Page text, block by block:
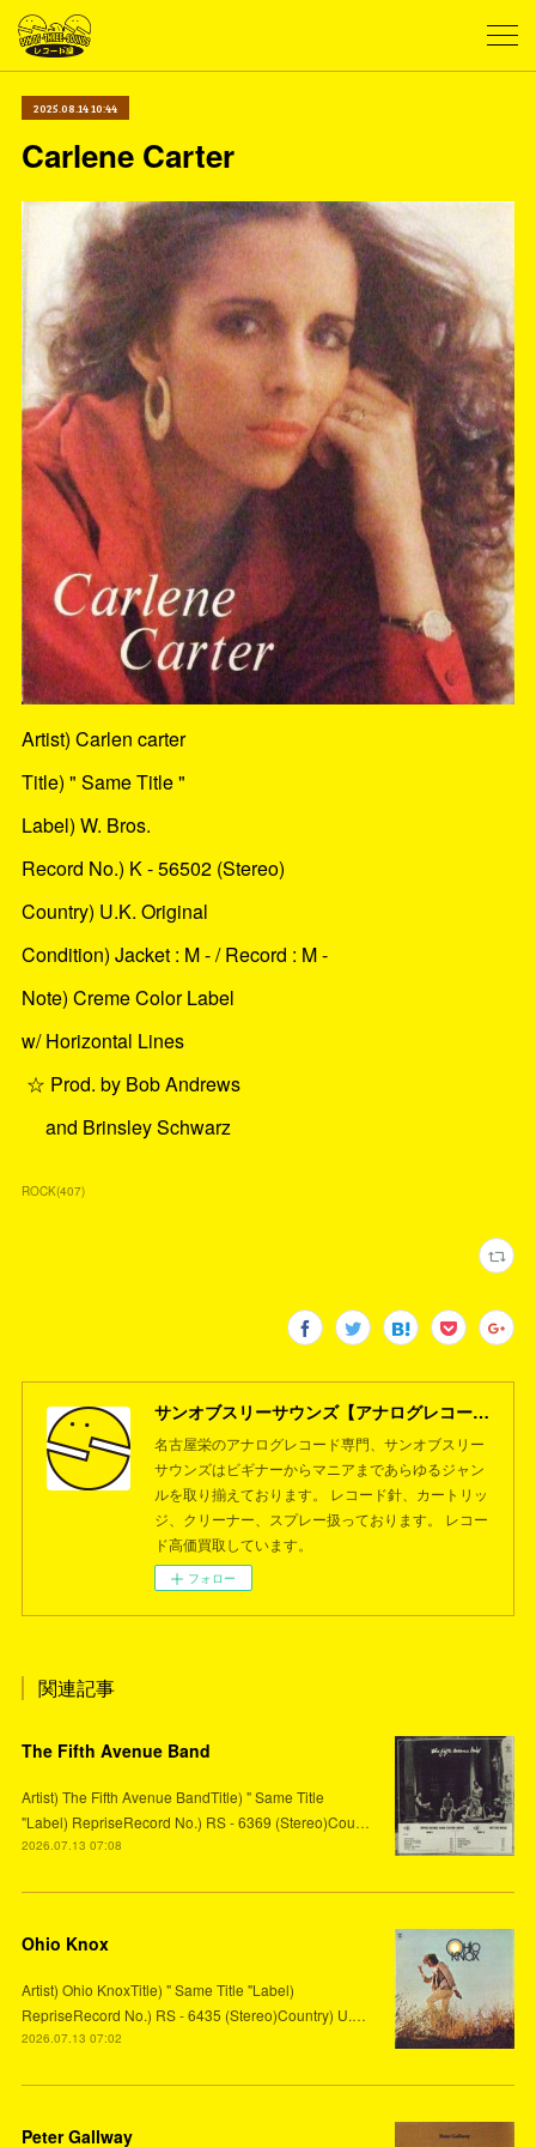
2025.08.14 10:44
Carlene Carter
Artist) Carlen carter
Title) " Same Title "
Label) W. Bros.
Record No.) K - 56502 (Stereo)
Country) U.K. Original
Condition) Jacket : M - / Record : M -
Note) Creme Color Label
w/ Horizontal Lines
☆ Prod. by Bob Andrews
and Brinsley Schwarz
ROCK(407)
サンオブスリーサウンズ【アナログレコード専門店】名古屋栄
名古屋栄のアナログレコード専門、サンオブスリー
サウンズはビギナーからマニアまであらゆるジャン
ルを取り揃えております。 レコード針、カートリッ
ジ、クリーナー、スプレー扱っております。 レコー
ド高価買取しています。
フォロー
関連記事
The Fifth Avenue Band
Artist) The Fifth Avenue BandTitle) " Same Title
"Label) RepriseRecord No.) RS - 6369 (Stereo)Cou…
2026.07.13 07:08
Ohio Knox
Artist) Ohio KnoxTitle) " Same Title "Label)
RepriseRecord No.) RS - 6435 (Stereo)Country) U.…
2026.07.13 07:02
Peter Gallway